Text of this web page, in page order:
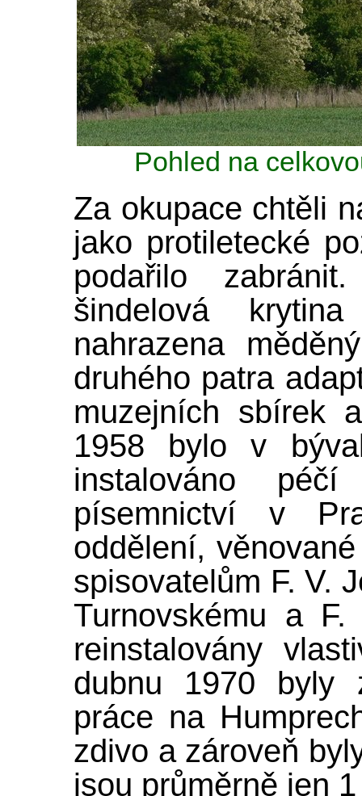
Pohled na
Za okupace chtěli
jako protiletecké
podařilo
šindelová
nahrazena
druhého patra
muzejních sbírek
1958 bylo v
instalováno péčí
písemnictví v
oddělení,
spisovatelům F. V.
Turnovskému a
reinstalovány
dubnu 1970 byly
práce na
zdivo a zároveň
jsou průměrně jen